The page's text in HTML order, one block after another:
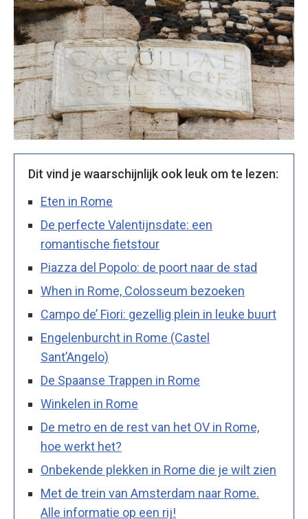
Dit vind je waarschijnlijk ook leuk om te lezen:
Eten in Rome
De perfecte Valentijnsdate: een
romantische fietstour
Piazza del Popolo: de poort naar de stad
When in Rome, Colosseum bezoeken
Campo de’ Fiori: gezellig plein in leuke buurt
Engelenburcht in Rome (Castel
Sant’Angelo)
De Spaanse Trappen in Rome
Winkelen in Rome
De metro en de rest van het OV in Rome,
hoe werkt het?
Onbekende plekken in Rome die je wilt zien
Met de trein van Amsterdam naar Rome.
Alle informatie op een rij!